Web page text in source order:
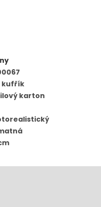
kufřík
karton